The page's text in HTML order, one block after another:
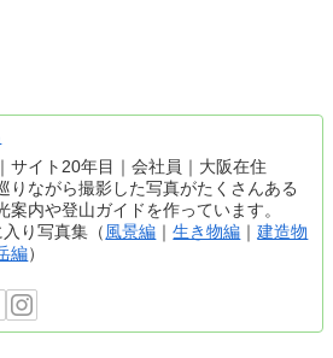
サイト20年目｜会社員｜大阪在住
りながら撮影した写真がたくさんある
案内や登山ガイドを作っています。
り写真集（ 風景編 ｜生き物編 ｜建造物
編）